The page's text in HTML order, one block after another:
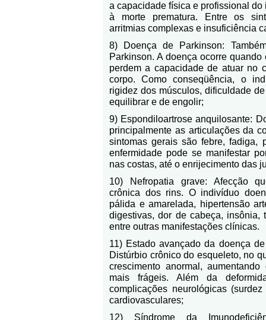
a capacidade física e profissional
à morte prematura. Entre os
arritmias complexas e insuficiência
8) Doença de Parkinson:
Parkinson. A doença ocorre
perdem a capacidade de atuar no
corpo. Como conseqüência, o
rigidez dos músculos, dificuldade
equilibrar e de engolir;
9) Espondiloartrose anquilosante:
principalmente as articulações da
sintomas gerais são febre, fadiga,
enfermidade pode se manifestar
nas costas, até o enrijecimento das
10) Nefropatia grave: Afecção
crônica dos rins. O indivíduo
pálida e amarelada, hipertensão
digestivas, dor de cabeça, insônia,
entre outras manifestações clínicas.
11) Estado avançado da doença
Distúrbio crônico do esqueleto, no
crescimento anormal,
mais frágeis. Além da
complicações neurológicas
cardiovasculares;
12) Síndrome da